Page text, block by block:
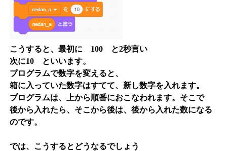
こうすると、最初に 100 と2秒言い
次に10 といいます。
プログラムで数字を変えると、
箱に入っていた数字はすてて、新し数字を入れます。
プログラムは、上から順番におこなわれます。そこで
後から入れたら、そこから後は、後から入れた数になる
のです。
では、こうするとどうなるでしょう